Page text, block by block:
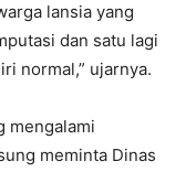
lansia yang
dan satu lagi
normal,” ujarnya.
mengalami
meminta Dinas